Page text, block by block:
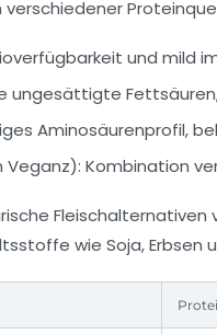
und mild
ungesättigte
Aminosäurenprofil,
Veganz): Kombination
Fleischalternativen
wie Soja, Erbsen